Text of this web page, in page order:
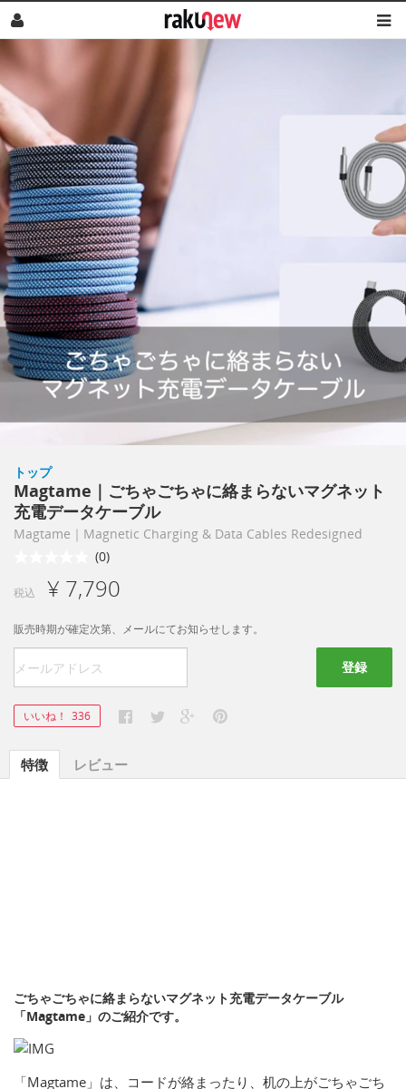
トップ
Magtame｜ごちゃごちゃに絡まらないマグネット
充電データケーブル
Magtame｜Magnetic Charging & Data Cables Redesigned
(0)
税込 ¥ 7,790
販売時期が確定次第、メールにてお知らせします。
登録
いいね！ 336
特徴 レビュー
ごちゃごちゃに絡まらないマグネット充電データケーブル
「Magtame」のご紹介です。
「Magtame」は、コードが絡まったり、机の上がごちゃごち